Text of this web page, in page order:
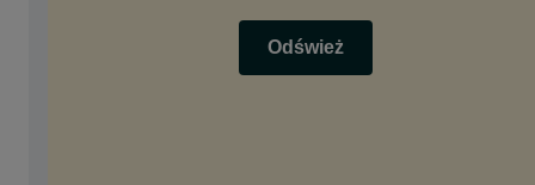
Odśwież